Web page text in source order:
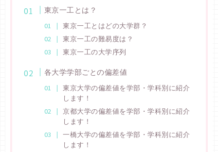
東京一工とは？
東京一工とはどの大学群？
東京一工の難易度は？
東京一工の大学序列
各大学学部ごとの偏差値
東京大学の偏差値を学部・学科別に紹介
します！
京都大学の偏差値を学部・学科別に紹介
します！
一橋大学の偏差値を学部・学科別に紹介
します！